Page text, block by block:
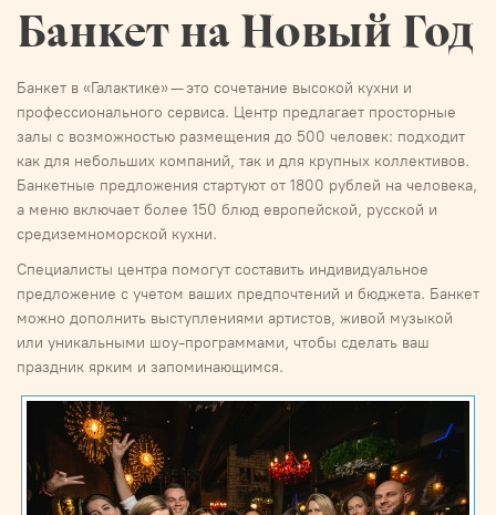
Банкет на Новый Год
Банкет в «Галактике» — это сочетание высокой кухни и
профессионального сервиса. Центр предлагает просторные
залы с возможностью размещения до 500 человек: подходит
как для небольших компаний, так и для крупных коллективов.
Банкетные предложения стартуют от 1800 рублей на человека,
а меню включает более 150 блюд европейской, русской и
средиземноморской кухни.
Специалисты центра помогут составить индивидуальное
предложение с учетом ваших предпочтений и бюджета. Банкет
можно дополнить выступлениями артистов, живой музыкой
или уникальными шоу-программами, чтобы сделать ваш
праздник ярким и запоминающимся.